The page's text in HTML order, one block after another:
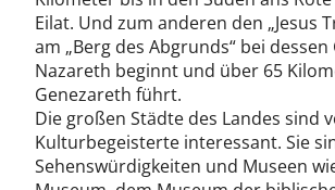
Eilat. Und zum anderen den „Jesus
am „Berg des Abgrunds“ bei
Nazareth beginnt und über 65
Genezareth führt.
Die großen Städte des Landes sind
Kulturbegeisterte interessant. Sie
Sehenswürdigkeiten und Museen